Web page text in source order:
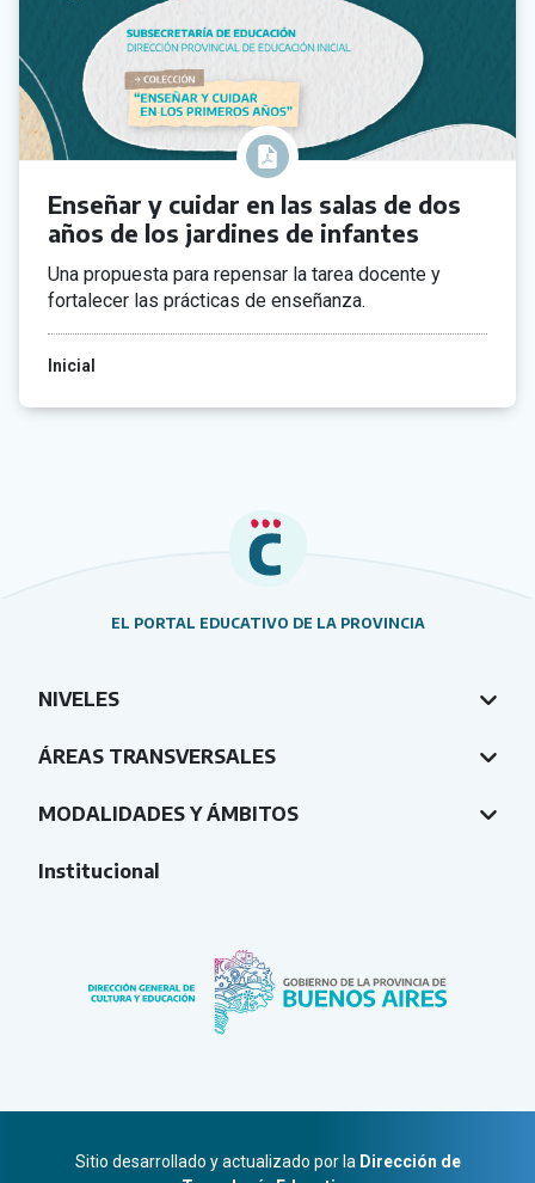
Enseñar y cuidar en las salas de dos
años de los jardines de infantes
Una propuesta para repensar la tarea docente y
fortalecer las prácticas de enseñanza.
Inicial
EL PORTAL EDUCATIVO DE LA PROVINCIA
NIVELES
ÁREAS TRANSVERSALES
MODALIDADES Y ÁMBITOS
Institucional
Sitio desarrollado y actualizado por la Dirección de